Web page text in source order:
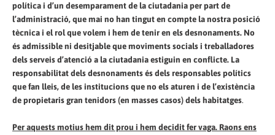
política i d’un desemparament de la ciutadania per part de
l’administració, que mai no han tingut en compte la nostra posició
tècnica i el rol que volem i hem de tenir en els desnonaments. No
és admissible ni desitjable que moviments socials i treballadores
dels serveis d’atenció a la ciutadania estiguin en conflicte. La
responsabilitat dels desnonaments és dels responsables polítics
que fan lleis, de les institucions que no els aturen i de l’existència
de propietaris gran tenidors (en masses casos) dels habitatges.
Per aquests motius hem dit prou i hem decidit fer vaga. Raons ens